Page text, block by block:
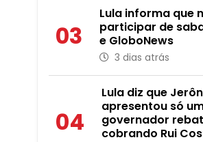
03
Lula informa que
participar de
e GloboNews
3 dias atrás
04
Lula diz que
apresentou só
governador
cobrando Rui